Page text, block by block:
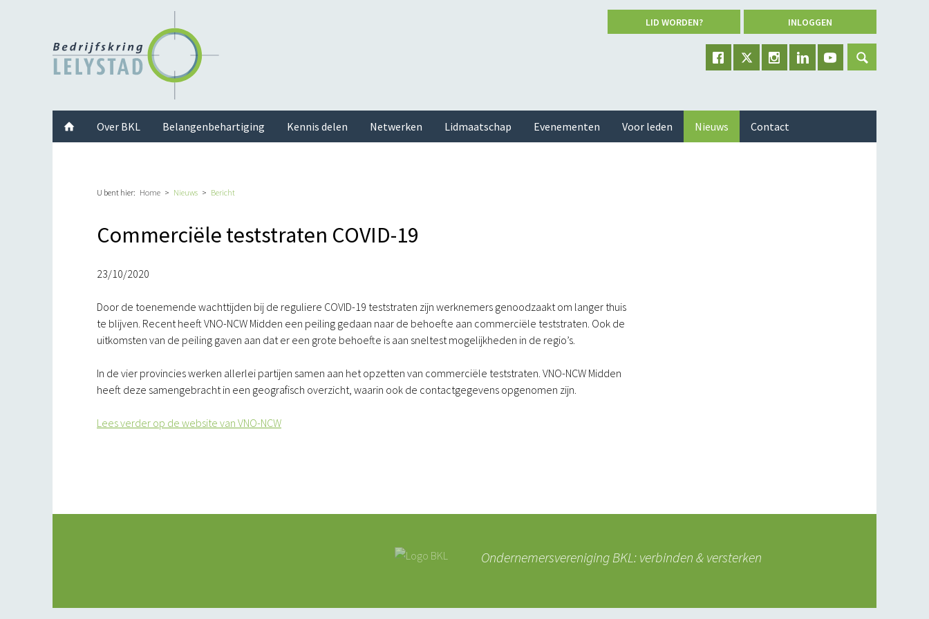
Twitter InstagramLinkedInYoutube
LID WORDEN? INLOGGEN
U bent hier: Home Nieuws Bericht
Commerciële teststraten COVID-19
23/10/2020
Door de toenemende wachttijden bij de reguliere COVID-19 teststraten zijn werknemers genoodzaakt om langer thuis
te blijven. Recent heeft VNO-NCW Midden een peiling gedaan naar de behoefte aan commerciële teststraten. Ook de
uitkomsten van de peiling gaven aan dat er een grote behoefte is aan sneltest mogelijkheden in de regio’s.
In de vier provincies werken allerlei partijen samen aan het opzetten van commerciële teststraten. VNO-NCW Midden
heeft deze samengebracht in een geografisch overzicht, waarin ook de contactgegevens opgenomen zijn.
Lees verder op de website van VNO-NCW
Ondernemersvereniging BKL: verbinden & versterken
Over BKL Belangenbehartiging Kennis delen Netwerken Lidmaatschap Evenementen Voor leden Nieuws Contact